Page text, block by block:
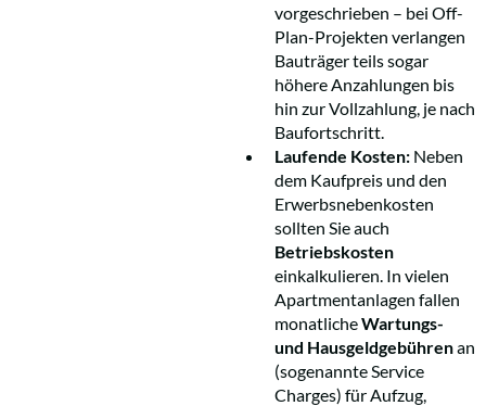
vorgeschrieben – bei Off-
Plan-Projekten verlangen
Bauträger teils sogar
höhere Anzahlungen bis
hin zur Vollzahlung, je nach
Baufortschritt.
Laufende Kosten: Neben
dem Kaufpreis und den
Erwerbsnebenkosten
sollten Sie auch
Betriebskosten
einkalkulieren. In vielen
Apartmentanlagen fallen
monatlicheWartungs-
und Hausgeldgebührenan
(sogenannte Service
Charges) für Aufzug,